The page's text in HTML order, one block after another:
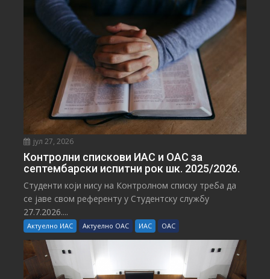
јул 27, 2026
Контролни спискови ИАС и ОАС за
септембарски испитни рок шк. 2025/2026.
Студенти који нису на Контролном списку треба да
се јаве свом референту у Студентску службу
27.7.2026....
Актуелно ИАС Актуелно ОАС ИАС ОАС